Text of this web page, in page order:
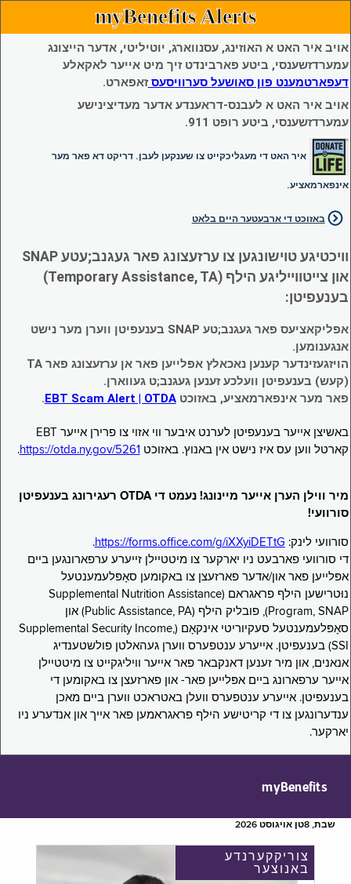
myBenefits Alerts
אויב איר האט א האוזינג, עסנווארג, יוטיליטי, אדער הייצונג
עמערדזשענסי, ביטע פארבינדט זיך מיט אייער לאקאלע
דעפארטמענט פון סאושעל סערוויסעסזאפארט.
אויב איר האט א לעבנס-דראענדע אדער מעדיצינישע
עמערדזשענסי, ביטע רופט 911.
איר האט די מעגליכקייט צו שענקען לעבן. דריקט דא פאר מער
אינפארמאציע.
באזוכט די ארבעטער היים בלאט
וויכטיגע טוישונגען צו ערזעצונג פאר געגנב;עטע SNAP
און צייטווייליגע הילף (Temporary Assistance, TA)
בענעפיטן:
אפליקאציעס פאר געגנב;טע SNAP בענעפיטן ווערן מער נישט
אנגענומען.
הויזגעזינדער קענען נאכאלץ אפּלייען פאר אן ערזעצונג פאר TA
(קעש) בענעפיטן וועלכע זענען געגנב;ט געווארן.
פאר מער אינפארמאציע, באזוכטEBT Scam Alert | OTDA
.
באשיצן אייער בענעפיטן לערנט איבער ווי אזוי צו פרירן אייער EBT
קארטל ווען עס איז נישט אין באנוץ. באזוכט https://otda.ny.gov/5261
.
מיר ווילן הערן אייער מיינונג! נעמט די OTDA רעגירונג בענעפיטן
סורוועי!
סורוועי לינק: https://forms.office.com/g/iXXyiDETtG
.
די סורוועי פארבעט ניו יארקער צו מיטטיילן זייערע ערפארונגען ביים
אפּלייען פאר און/אדער פארזעצן צו באקומען סאָפּלעמענטעל
נוּטרישען הילף פראגראם (Supplemental Nutrition Assistance
Program, SNAP), פובליק הילף (Public Assistance, PA) און
סאָפּלעמענטעל סעקיוריטי אינקאָם (Supplemental Security Income,
SSI) בענעפיטן. אייערע ענטפערס ווערן געהאלטן פולשטענדיג
אנאנים, און מיר זענען דאנקבאר פאר אייער וויליגקייט צו מיטטיילן
אייער ערפארונג ביים אפּלייען פאר- און פארזעצן צו באקומען די
בענעפיטן. אייערע ענטפערס וועלן באטראכט ווערן ביים מאכן
ענדערונגען צו די קריטישע הילף פראגראמען פאר אייך און אנדערע ניו
יארקער.
myBenefits
שבת, 8טן אויגוסט 2026
צוריקקערנדע
באנוצער